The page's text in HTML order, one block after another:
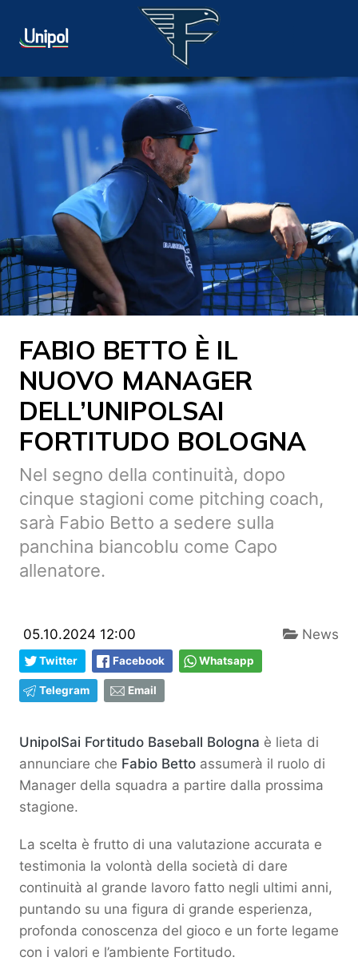
FABIO BETTO È IL
NUOVO MANAGER
DELL’UNIPOLSAI
FORTITUDO BOLOGNA
Nel segno della continuità, dopo
cinque stagioni come pitching coach,
sarà Fabio Betto a sedere sulla
panchina biancoblu come Capo
allenatore.
05.10.2024 12:00 News
Twitter Facebook Whatsapp
Telegram Email
UnipolSai Fortitudo Baseball Bologna è lieta di
annunciare che Fabio Betto assumerà il ruolo di
Manager della squadra a partire dalla prossima
stagione.
La scelta è frutto di una valutazione accurata e
testimonia la volontà della società di dare
continuità al grande lavoro fatto negli ultimi anni,
puntando su una figura di grande esperienza,
profonda conoscenza del gioco e un forte legame
con i valori e l’ambiente Fortitudo.